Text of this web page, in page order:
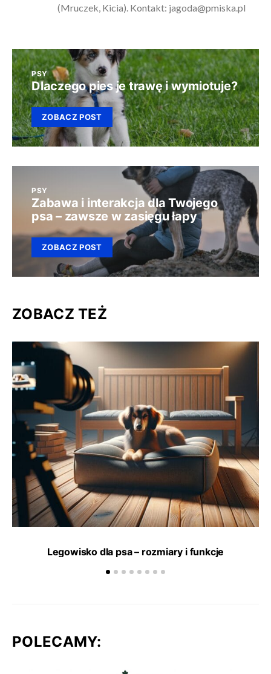
(Mruczek, Kicia). Kontakt: jagoda@pmiska.pl
PSY
Dlaczego pies je trawę i wymiotuje?
ZOBACZ POST
PSY
Zabawa i interakcja dla Twojego
psa – zawsze w zasięgu łapy
ZOBACZ POST
ZOBACZ TEŻ
Legowisko dla psa – rozmiary i funkcje
POLECAMY: